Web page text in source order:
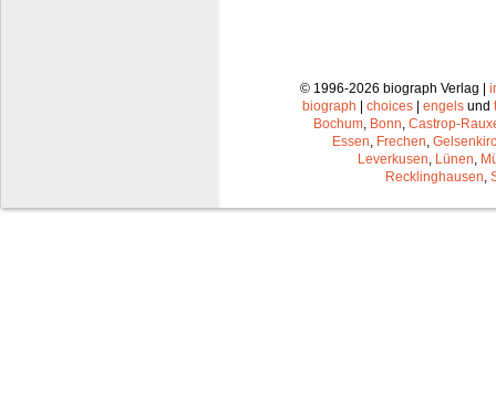
© 1996-2026 biograph Verlag |
biograph
choices engels und
Bochum, Bonn, Castrop-
Essen, Frechen,
Leverkusen, Lünen,
Recklinghausen,